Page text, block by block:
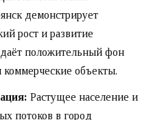
демонстрирует
рост и развитие
положительный фон
объекты.
Растущее население и
потоков в город